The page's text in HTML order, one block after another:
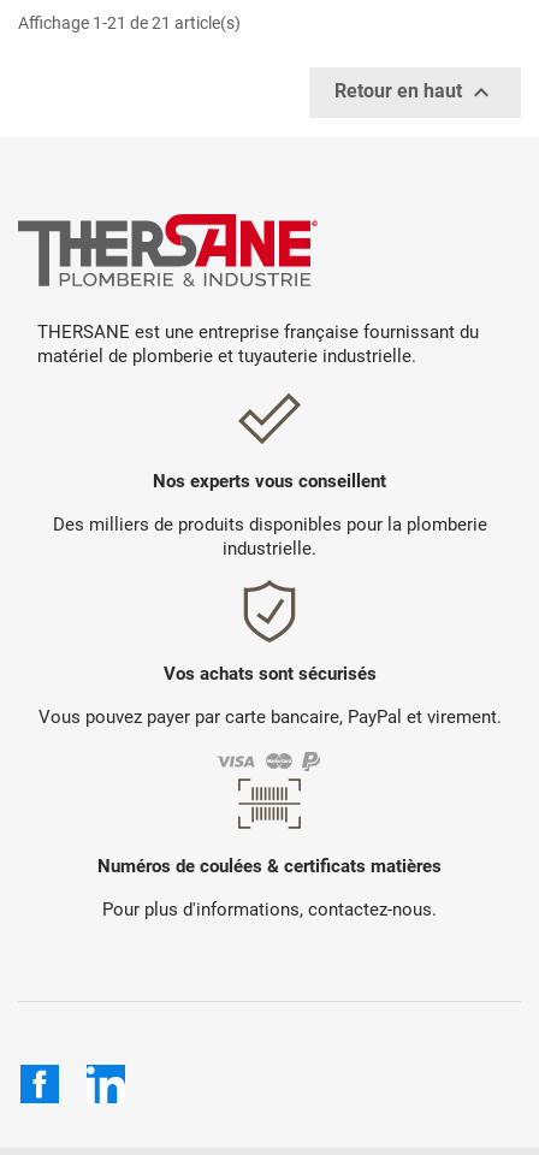
Affichage 1-21 de 21 article(s)
Retour en haut 
THERSANE est une entreprise française fournissant du
matériel de plomberie et tuyauterie industrielle.
Nos experts vous conseillent
Des milliers de produits disponibles pour la plomberie
industrielle.
Vos achats sont sécurisés
Vous pouvez payer par carte bancaire, PayPal et virement.
Numéros de coulées & certificats matières
Pour plus d'informations, contactez-nous.
FacebookLinkedIn